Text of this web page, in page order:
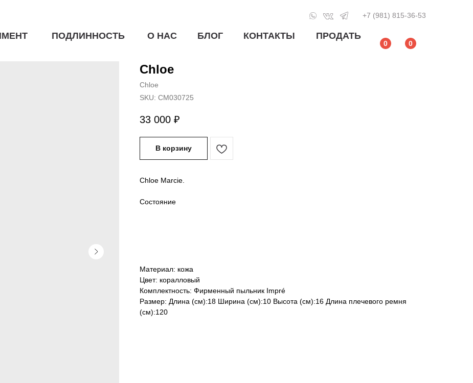
ПРОДАТЬ
КОНТАКТЫ
БЛОГ
О НАС
ПОДЛИННОСТЬ
0 0
+7 (981) 815-36-53
Chloe
Chloe
SKU: CM030725
33 000 ₽
В корзину
Chloe Marcie.
Состояние
Материал: кожа
Цвет: коралловый
Комплектность: Фирменный пыльник Impré
Размер: Длина (см):18 Ширина (см):10 Высота (см):16 Длина плечевого ремня
(см):120